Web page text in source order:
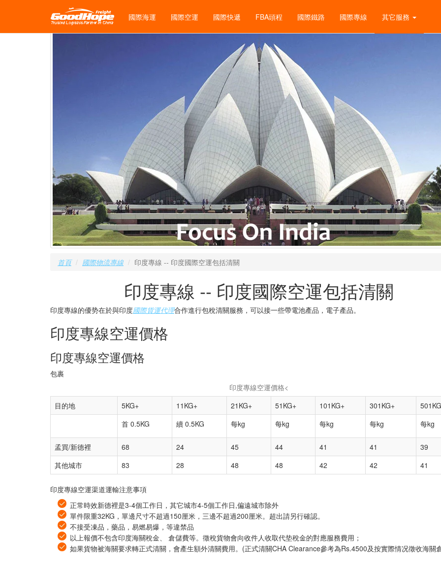
國際海運 國際空運 國際快遞 FBA頭程 國際鐵路 國際專線 其它服務
首頁 國際物流專線 印度專線 -- 印度國際空運包括清關
印度專線 -- 印度國際空運包括清關
印度專線的優势在於與印度國際貨運代理合作進行包稅清關服務，可以接一些帶電池產品，電子產品。
印度專線空運價格
印度專線空運價格
包裹
印度專線空運價格<
目的地
5KG+ 11KG+ 21KG+ 51KG+ 101KG+ 301KG+
首 0.5KG
續 0.5KG 每kg 每kg 每kg 每kg 每kg
孟買/新德裡 68 24 45 44 41 41
39
其他城市
83 28 48 48 42 42 41
印度專線空運渠道運輸注意事項
正常時效新德裡是3-4個工作日，其它城市4-5個工作日,偏遠城市除外
單件限重32KG，單邊尺寸不超過150厘米，三邊不超過200厘米。超出請另行確認。
不接受凍品，藥品，易燃易爆，等違禁品
以上報價不包含印度海關稅金、 倉儲費等。徵稅貨物會向收件人收取代垫稅金的對應服務費用；
如果貨物被海關要求轉正式清關，會產生額外清關費用。(正式清關CHA Clearance參考為Rs.4500及按實際情况徵收海關